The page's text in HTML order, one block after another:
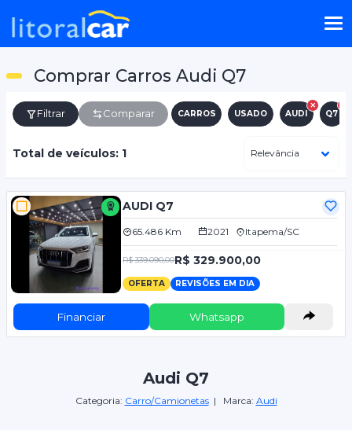
Comprar Carros Audi Q7
Filtrar Comparar CARROS USADO AUDI Q7
Total de veículos: 1
AUDI Q7
65.486 Km 2021 Itapema/SC
R$ 339.090,00R$ 329.900,00
OFERTA REVISÕES EM DIA
Financiar Whatsapp
Audi Q7
Categoria: Carro/Camionetas| Marca: Audi